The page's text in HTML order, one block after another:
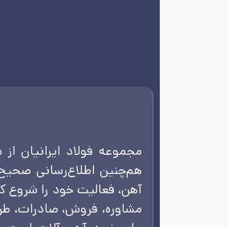
هم‌چنین اطلاع‌رسانی
آهن، فعالیت خود را
مشاوره، فروش، صادرات،